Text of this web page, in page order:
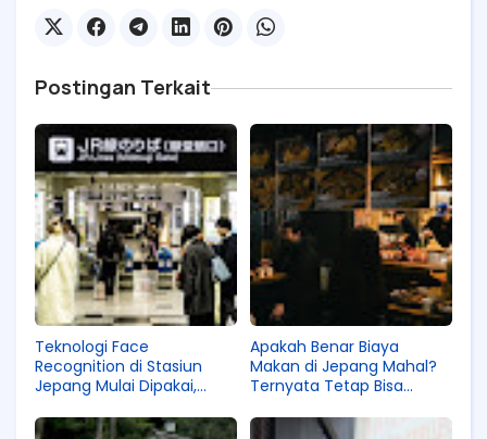
Postingan Terkait
Teknologi Face
Recognition di Stasiun
Jepang Mulai Dipakai,
Suica?
Apakah Benar Biaya
Makan di Jepang Mahal?
Ternyata Tetap Bisa
Luar!